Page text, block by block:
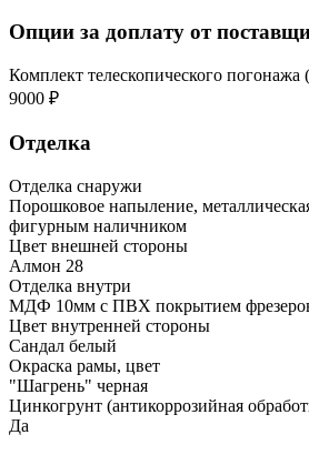
Опции за доплату от
Комплект телескопического погонажа
9000 ₽
Отделка
Отделка снаружи
Порошковое напыление,
фигурным наличником
Цвет внешней стороны
Алмон 28
Отделка внутри
МДФ 10мм с ПВХ покрытием
Цвет внутренней стороны
Сандал белый
Окраска рамы, цвет
"Шагрень" черная
Цинкогрунт (антикоррозийная
Да